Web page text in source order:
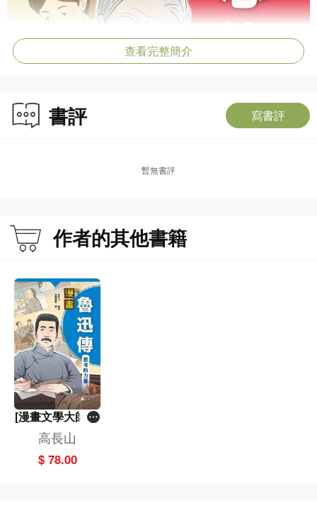
查看完整簡介
書評 寫書評
暫無書評
作者的其他書籍
[漫畫文學大師系
列]漫畫魯迅傳：
思考的力量
高長山
$ 78.00